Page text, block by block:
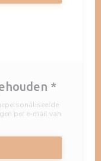
*
per e-mail van